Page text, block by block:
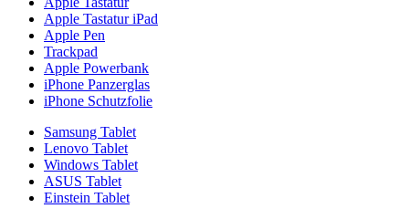
Apple Tastatur iPad
Apple Pen
Trackpad
Apple Powerbank
iPhone Panzerglas
iPhone Schutzfolie
Samsung Tablet
Lenovo Tablet
Windows Tablet
ASUS Tablet
Einstein Tablet